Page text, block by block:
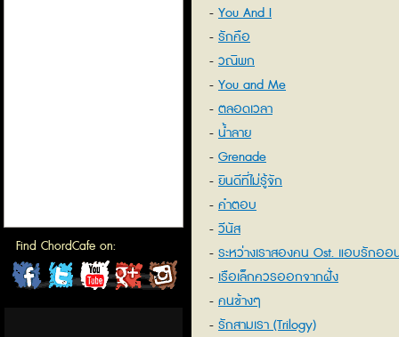
Find ChordCafe on:
ChordCafeChordCafeChordCafeChordCafeChordCafe
You And I
รักคือ
วณิพก
You and Me
ตลอดเวลา
น้ำลาย
Grenade
ยินดีที่ไม่รู้จัก
คำตอบ
วีนัส
ระหว่างเราสองคน Ost. แอบรักออ
เรือเล็กควรออกจากฝั่ง
คนข้างๆ
รักสามเรา (Trilogy)